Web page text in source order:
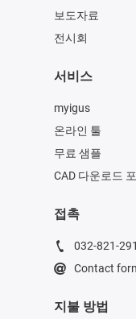
보도자료
전시회
서비스
myigus
온라인 툴
무료 샘플
CAD 다운로드
접촉
032-821-
Contact
지불 방법